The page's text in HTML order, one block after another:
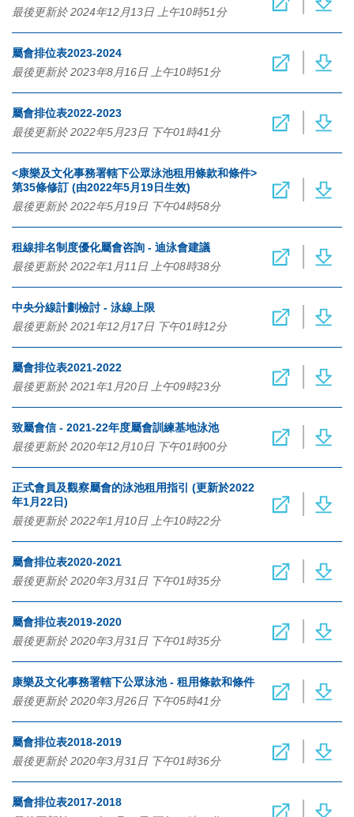
最後更新於 2024年12月13日 上午10時51分
屬會排位表2023-2024
最後更新於 2023年8月16日 上午10時51分
屬會排位表2022-2023
最後更新於 2022年5月23日 下午01時41分
<康樂及文化事務署轄下公眾泳池租用條款和條件>
第35條修訂 (由2022年5月19日生效)
最後更新於 2022年5月19日 下午04時58分
租線排名制度優化屬會咨詢 - 迪泳會建議
最後更新於 2022年1月11日 上午08時38分
中央分線計劃檢討 - 泳線上限
最後更新於 2021年12月17日 下午01時12分
屬會排位表2021-2022
最後更新於 2021年1月20日 上午09時23分
致屬會信 - 2021-22年度屬會訓練基地泳池
最後更新於 2020年12月10日 下午01時00分
正式會員及觀察屬會的泳池租用指引 (更新於2022
年1月22日)
最後更新於 2022年1月10日 上午10時22分
屬會排位表2020-2021
最後更新於 2020年3月31日 下午01時35分
屬會排位表2019-2020
最後更新於 2020年3月31日 下午01時35分
康樂及文化事務署轄下公眾泳池 - 租用條款和條件
最後更新於 2020年3月26日 下午05時41分
屬會排位表2018-2019
最後更新於 2020年3月31日 下午01時36分
屬會排位表2017-2018